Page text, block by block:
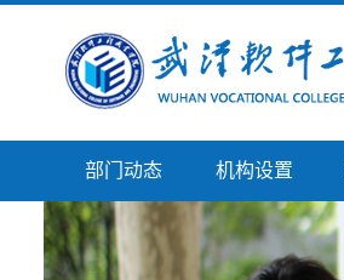
部门动态 机构设置